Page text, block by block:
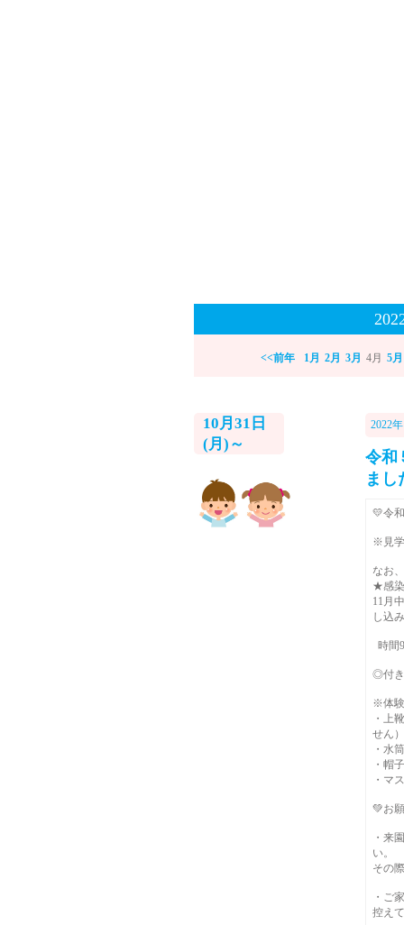
<<前年 1月 2月 3月 4月 5月
10月31日
(月)～
2022
令和
まし
💛令
※見学
なお
★感染
11月
し込
時間
◎付き
※体
・上
せん
・水
・帽
・マ
💚お
・来
い。
その
・ご
控え